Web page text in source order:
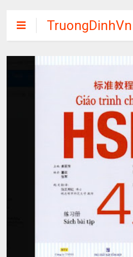
TruongDinhVn
Chia sẽ ebook,
tập miễn phí